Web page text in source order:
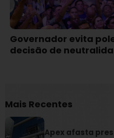
Governador evita
decisão de
Mais Recentes
Apex afasta